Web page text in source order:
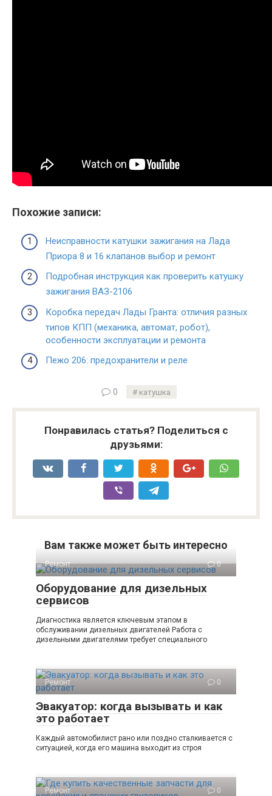
Похожие записи:
Неисправности катушки зажигания на Лада
Приора 8 и 16 клапанов выбор и ремонт
Подробная инструкция как проверить катушку
зажигания ВАЗ-2106
Коробка передач Лады Гранта: отличия разных
типов КПП (механика, автомат, робот),
особенности эксплуатации и ремонта
Пежо 206: предохранители и реле
0 катушка
Понравилась статья? Поделиться с
друзьями:
Вам также может быть интересно
Ремонт 0
Оборудование для дизельных
сервисов
Диагностика является ключевым этапом в
обслуживании дизельных двигателей Работа с
дизельными двигателями требует специального
Ремонт 0
Эвакуатор: когда вызывать и как
это работает
Каждый автомобилист рано или поздно сталкивается с
ситуацией, когда его машина выходит из строя
Ремонт 0